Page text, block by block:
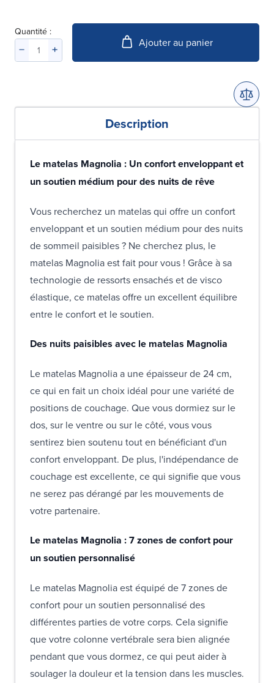
Quantité :
Ajouter au panier
Description
Le matelas Magnolia : Un confort enveloppant et
un soutien médium pour des nuits de rêve
Vous recherchez un matelas qui offre un confort
enveloppant et un soutien médium pour des nuits
de sommeil paisibles ? Ne cherchez plus, le
matelas Magnolia est fait pour vous ! Grâce à sa
technologie de ressorts ensachés et de visco
élastique, ce matelas offre un excellent équilibre
entre le confort et le soutien.
Des nuits paisibles avec le matelas Magnolia
Le matelas Magnolia a une épaisseur de 24 cm,
ce qui en fait un choix idéal pour une variété de
positions de couchage. Que vous dormiez sur le
dos, sur le ventre ou sur le côté, vous vous
sentirez bien soutenu tout en bénéficiant d'un
confort enveloppant. De plus, l'indépendance de
couchage est excellente, ce qui signifie que vous
ne serez pas dérangé par les mouvements de
votre partenaire.
Le matelas Magnolia : 7 zones de confort pour
un soutien personnalisé
Le matelas Magnolia est équipé de 7 zones de
confort pour un soutien personnalisé des
différentes parties de votre corps. Cela signifie
que votre colonne vertébrale sera bien alignée
pendant que vous dormez, ce qui peut aider à
soulager la douleur et la tension dans les muscles.